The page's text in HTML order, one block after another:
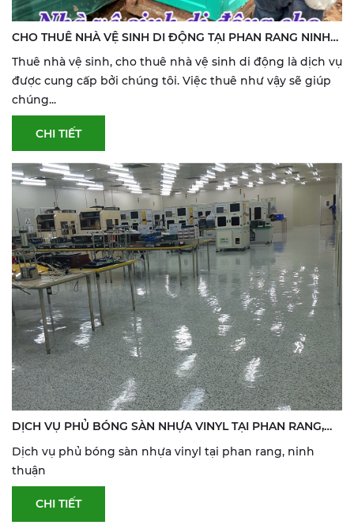
CHO THUÊ NHÀ VỆ SINH DI ĐỘNG TẠI PHAN RANG NINH
THUẬN
Thuê nhà vệ sinh, cho thuê nhà vệ sinh di động là dịch vụ
được cung cấp bởi chúng tôi. Việc thuê như vậy sẽ giúp
chúng...
CHI TIẾT
DỊCH VỤ PHỦ BÓNG SÀN NHỰA VINYL TẠI PHAN RANG,
NINH THUẬN
Dịch vụ phủ bóng sàn nhựa vinyl tại phan rang, ninh
thuận
CHI TIẾT